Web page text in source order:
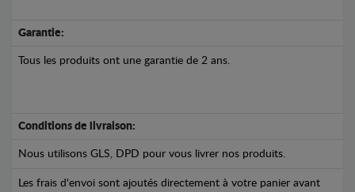
Garantie:
Tous les produits ont une garantie de 2 ans.
Conditions de livraison:
Nous utilisons GLS, DPD pour vous livrer nos produits.
Les frais d'envoi sont ajoutés directement à votre panier avant